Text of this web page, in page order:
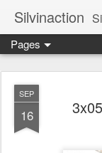
Silvinaction
Pages
SEP
16